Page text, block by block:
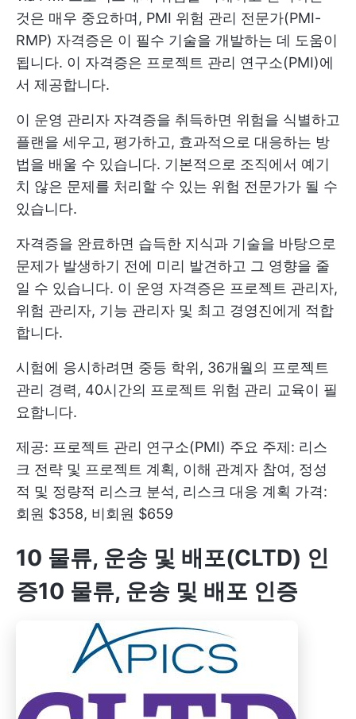
것은 매우 중요하며, PMI 위험 관리 전문가(PMI-
RMP) 자격증은 이 필수 기술을 개발하는 데 도움이
됩니다. 이 자격증은 프로젝트 관리 연구소(PMI)에
서 제공합니다.
이 운영 관리자 자격증을 취득하면 위험을 식별하고
플랜을 세우고, 평가하고, 효과적으로 대응하는 방
법을 배울 수 있습니다. 기본적으로 조직에서 예기
치 않은 문제를 처리할 수 있는 위험 전문가가 될 수
있습니다.
자격증을 완료하면 습득한 지식과 기술을 바탕으로
문제가 발생하기 전에 미리 발견하고 그 영향을 줄
일 수 있습니다. 이 운영 자격증은 프로젝트 관리자,
위험 관리자, 기능 관리자 및 최고 경영진에게 적합
합니다.
시험에 응시하려면 중등 학위, 36개월의 프로젝트
관리 경력, 40시간의 프로젝트 위험 관리 교육이 필
요합니다.
제공: 프로젝트 관리 연구소(PMI) 주요 주제: 리스
크 전략 및 프로젝트 계획, 이해 관계자 참여, 정성
적 및 정량적 리스크 분석, 리스크 대응 계획 가격:
회원 $358, 비회원 $659
10 물류, 운송 및 배포(CLTD) 인
증10 물류, 운송 및 배포 인증